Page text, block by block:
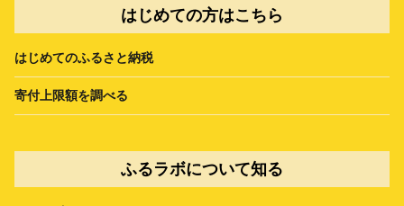
はじめての方はこちら
はじめてのふるさと納税
寄付上限額を調べる
ふるラボについて知る